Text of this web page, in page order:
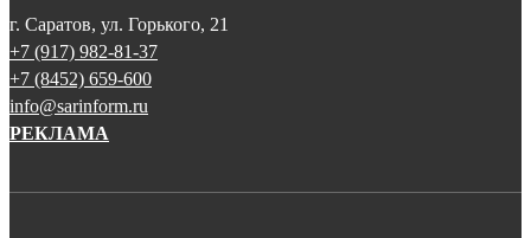
г. Саратов, ул. Горького, 21
+7 (917) 982-81-37
+7 (8452) 659-600
info@sarinform.ru
РЕКЛАМА